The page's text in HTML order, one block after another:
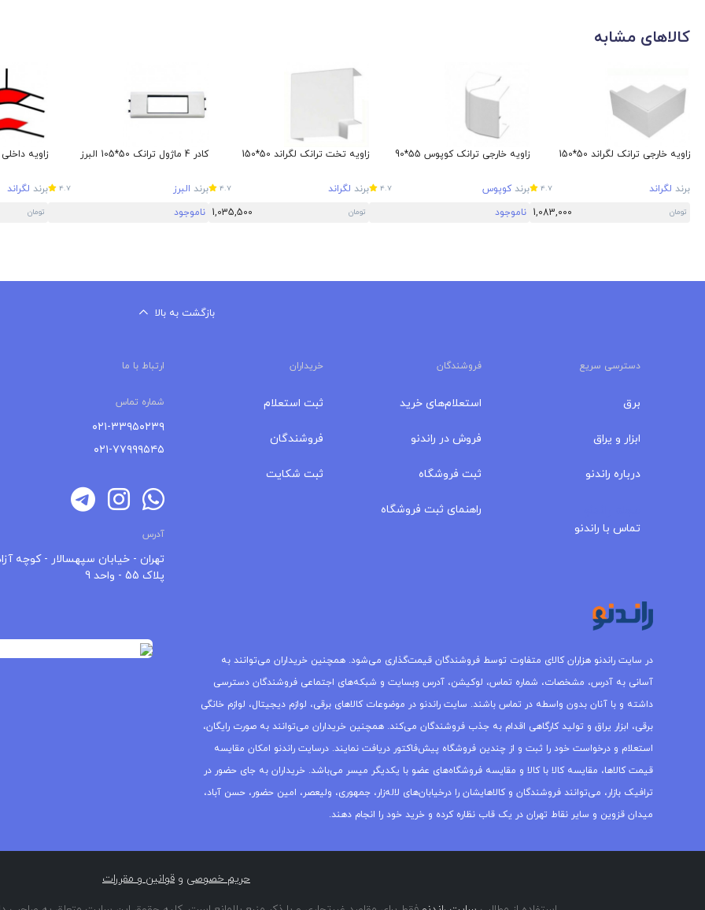
کالاهای مشابه
زاویه خارجی ترانک لگراند 50*150
برند لگراند 4.7
تومان 1,083,000
زاویه خارجی ترانک کوپوس 55*90
برندکوپوس 4.7
ناموجود
زاویه تخت ترانک لگراند 50*150
برند لگراند 4.7
تومان 1,035,500
کادر 4 ماژول ترانک 50*105 البرز
برند البرز 4.7
ناموجود
زاویه داخلی
برند لگراند
تومان
بازگشت به بالا
دسترسی سریع فروشندگان خریداران ارتباط با ما
برق
ابزار و یراق
درباره‌ راندنو
تماس با راندنو
استعلام‌های خرید
فروش در راندنو
ثبت فروشگاه
راهنمای ثبت فروشگاه
ثبت استعلام
فروشندگان
ثبت شکایت
شماره تماس
۰۲۱-۳۳۹۵۰۲۳۹
۰۲۱-۷۷۹۹۹۵۴۵
آدرس
تهران - خیابان سپهسالار - کوچه
پلاک 55 - واحد 9
در سایت راندنو هزاران کالای متفاوت توسط فروشندگان قیمت‌گذاری می‌شود. همچنین خریداران می‌توانند به
آسانی به آدرس، مشخصات، شماره تماس، لوکیشن، آدرس وبسایت و شبکه‌های اجتماعی فروشندگان دسترسی
داشته و با آنان بدون واسطه در تماس باشند. سایت راندنو در موضوعات کالاهای برقی، لوازم دیجیتال، لوازم خانگی
برقی، ابزار یراق و تولید کارگاهی اقدام به جذب فروشندگان می‌کند. همچنین خریداران می‌توانند به صورت رایگان،
استعلام و درخواست خود را ثبت و از چندین فروشگاه پیش‌فاکتور دریافت نمایند. درسایت راندنو امکان مقایسه
قیمت کالاها، مقایسه کالا با کالا و مقایسه فروشگاه‌های عضو با یکدیگر میسر می‌باشد. خریداران به جای حضور در
ترافیک بازار، می‌توانند فروشندگان و کالاهایشان را درخیابان‌های لاله‌زار، جمهوری، ولیعصر، امین حضور، حسن آباد،
میدان قزوین و سایر نقاط تهران در یک قاب نظاره کرده و خرید خود را انجام دهند.
حریم خصوصی و قوانین و مقررات